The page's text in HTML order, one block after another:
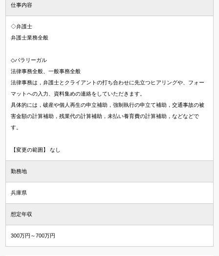
仕事内容
◇弁護士
弁護士業務全般
◇パラリーガル
法律事務全般、一般事務全般
法律事務は，弁護士とクライアントの打ち合わせに先立つヒアリングや、フォー
マットへの入力、資料集めの連絡をしていただきます。
具体的には，破産や個人再生の申立補助，強制執行の申立て補助，交通事故の被
害金額の計算補助，残業代の計算補助，未払い養育費の計算補助，などなどで
す。
【変更の範囲】 なし
勤務地
兵庫県
想定年収
300万円～700万円